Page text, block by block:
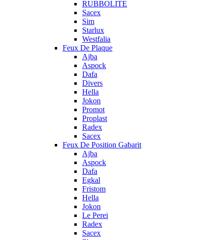
RUBBOLITE
Sacex
Sim
Starlux
Westfalia
Feux De Plaque
Ajba
Aspock
Dafa
Divers
Hella
Jokon
Promot
Proplast
Radex
Sacex
Feux De Position Gabarit
Ajba
Aspock
Dafa
Egkal
Fristom
Hella
Jokon
Le Perei
Radex
Sacex